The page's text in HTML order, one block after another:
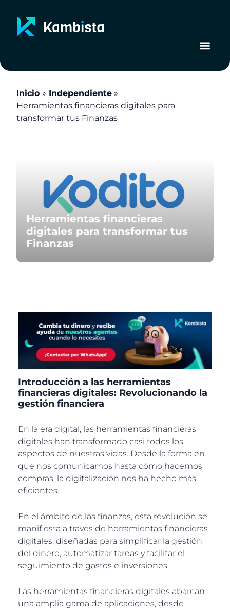
contenido
Inicio
Independiente
Herramientas financieras digitales para
transformar tus Finanzas
Herramientas financieras
digitales para transformar tus
Finanzas
Introducción a las herramientas
financieras digitales: Revolucionando la
gestión financiera
En la era digital, las herramientas financieras
digitales han transformado casi todos los
aspectos de nuestras vidas. Desde la forma en
que nos comunicamos hasta cómo hacemos
compras, la digitalización nos ha hecho más
eficientes.
En el ámbito de las finanzas, esta revolución se
manifiesta a través de herramientas financieras
digitales, diseñadas para simplificar la gestión
del dinero, automatizar tareas y facilitar el
seguimiento de gastos e inversiones.
Las herramientas financieras digitales abarcan
una amplia gama de aplicaciones, desde